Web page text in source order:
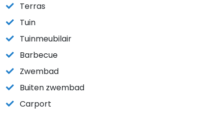
Terras
Tuin
Tuinmeubilair
Barbecue
Zwembad
Buiten zwembad
Carport